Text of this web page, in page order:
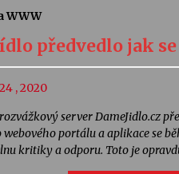
WWW
předvedlo jak
, 2020
server DameJidlo.cz
portálu a aplikace se
kritiky a odporu. Toto je